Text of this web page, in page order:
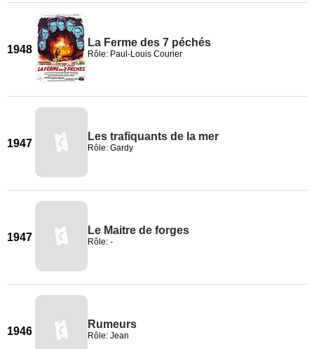
1948
La Ferme des 7 péchés
Rôle: Paul-Louis Courier
1947
Les trafiquants de la mer
Rôle: Gardy
1947
Le Maitre de forges
Rôle: -
1946
Rumeurs
Rôle: Jean